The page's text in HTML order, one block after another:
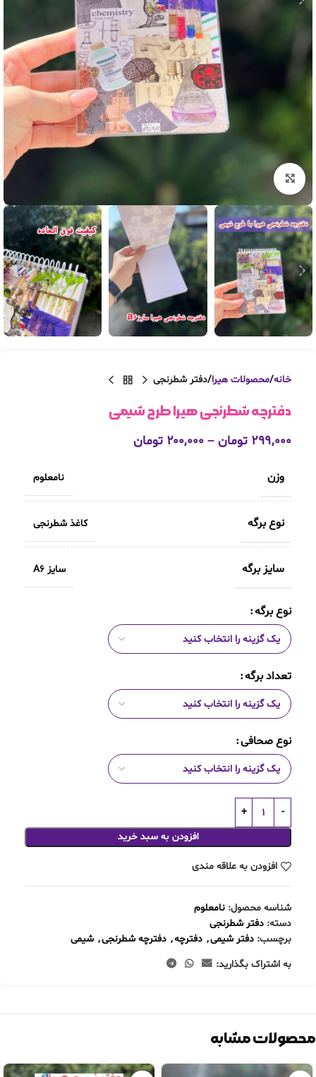
بزرگنمایی تصویر
خانه محصولات هیرا دفتر شطرنجی
دفترچه شطرنجی هیرا طرح شیمی
۲۹۹,۰۰۰ تومان – ۲۰۰,۰۰۰ تومان
وزن نامعلوم
نوع برگه کاغذ شطرنجی
سایز برگه سایز A6
نوع برگه
تعداد برگه
نوع صحافی
افزودن به سبد خرید
افزودن به علاقه مندی
شناسه محصول: نامعلوم
دسته: دفتر شطرنجی
برچسب: دفتر شیمی, دفترچه, دفترچه شطرنجی, شیمی
به اشتراک بگذارید:
محصولات مشابه